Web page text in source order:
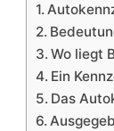
Wo liegt
Ein
Das